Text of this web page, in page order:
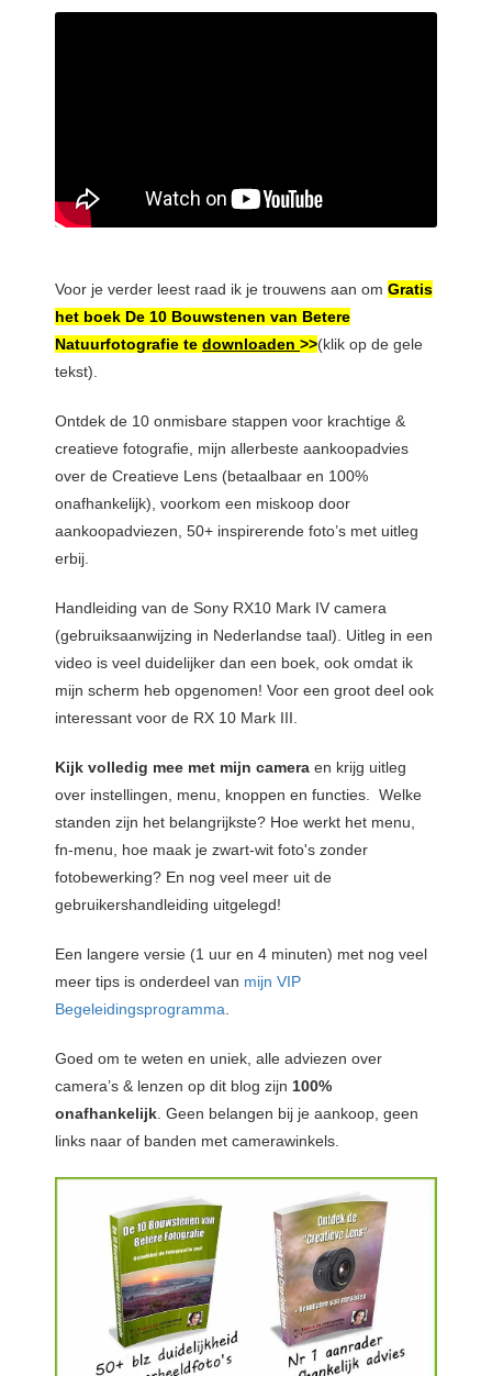
Voor je verder leest raad ik je trouwens aan om Gratis
het boek De 10 Bouwstenen van Betere
Natuurfotografie te downloaden >>(klik op de gele
tekst).
Ontdek de 10 onmisbare stappen voor krachtige &
creatieve fotografie, mijn allerbeste aankoopadvies
over de Creatieve Lens (betaalbaar en 100%
onafhankelijk), voorkom een miskoop door
aankoopadviezen, 50+ inspirerende foto’s met uitleg
erbij.
Handleiding van de Sony RX10 Mark IV camera
(gebruiksaanwijzing in Nederlandse taal). Uitleg in een
video is veel duidelijker dan een boek, ook omdat ik
mijn scherm heb opgenomen! Voor een groot deel ook
interessant voor de RX 10 Mark III.
Kijk volledig mee met mijn camera en krijg uitleg
over instellingen, menu, knoppen en functies. Welke
standen zijn het belangrijkste? Hoe werkt het menu,
fn-menu, hoe maak je zwart-wit foto's zonder
fotobewerking? En nog veel meer uit de
gebruikershandleiding uitgelegd!
Een langere versie (1 uur en 4 minuten) met nog veel
meer tips is onderdeel van mijn VIP
Begeleidingsprogramma
Goed om te weten en uniek, alle adviezen over
camera’s & lenzen op dit blog zijn 100%
onafhankelijk . Geen belangen bij je aankoop, geen
links naar of banden met camerawinkels.